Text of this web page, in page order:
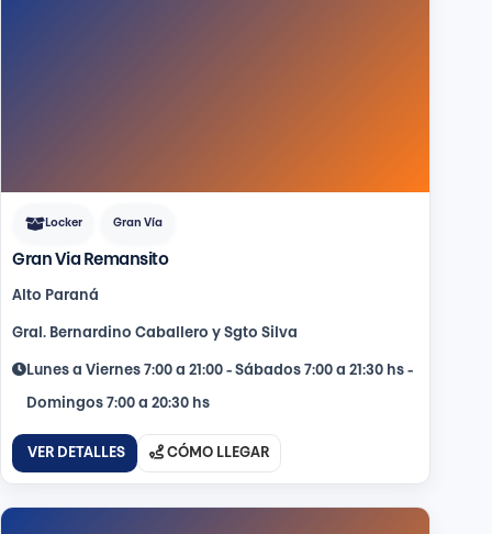
Locker Gran Vía
Gran Via Remansito
Alto Paraná
Gral. Bernardino Caballero y Sgto Silva
Lunes a Viernes 7:00 a 21:00 - Sábados 7:00 a 21:30 hs -
Domingos 7:00 a 20:30 hs
VER DETALLES CÓMO LLEGAR